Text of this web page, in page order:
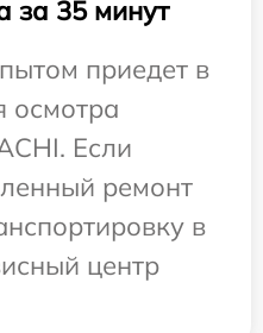
за 35 минут
приедет в
осмотра
Если
ремонт
в
центр